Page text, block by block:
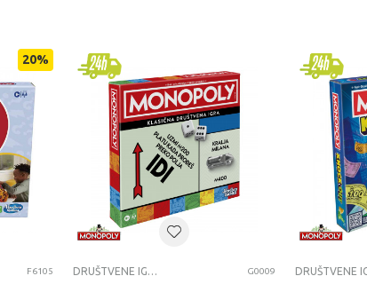
20%
F6105 DRUŠTVENE IGRE G0009